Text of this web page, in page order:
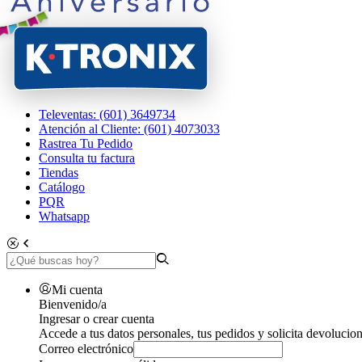
Televentas: (601) 3649734
Atención al Cliente: (601) 4073033
Rastrea Tu Pedido
Consulta tu factura
Tiendas
Catálogo
PQR
Whatsapp
Mi cuenta
Bienvenido/a
Ingresar o crear cuenta
Accede a tus datos personales, tus pedidos y solicita
Correo electrónico